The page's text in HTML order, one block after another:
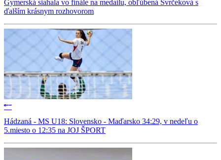
Gymerská siahala vo finále na medailu, obľúbená Švrčeková s
ďalším krásnym rozhovorom
Hádzaná - MS U18: Slovensko - Maďarsko 34:29, v nedeľu o
5.miesto o 12:35 na JOJ ŠPORT